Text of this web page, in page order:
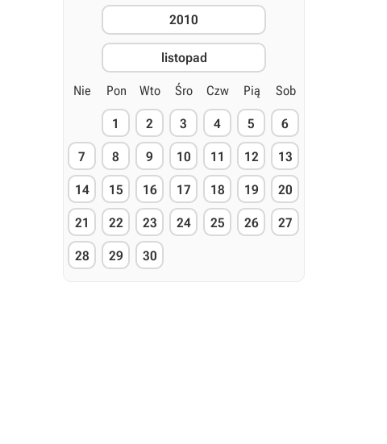
2010
listopad
Nie Pon Wto Śro Czw Pią Sob
1 2 3 4 5 6
7 8 9 10 11 12 13
14 15 16 17 18 19 20
21 22 23 24 25 26 27
28 29 30